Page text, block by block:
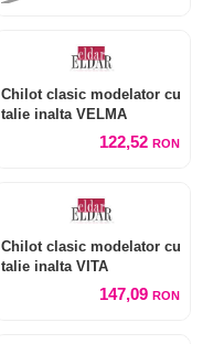
Chilot clasic modelator cu
talie inalta VELMA
122,52 RON
Chilot clasic modelator cu
talie inalta VITA
147,09 RON